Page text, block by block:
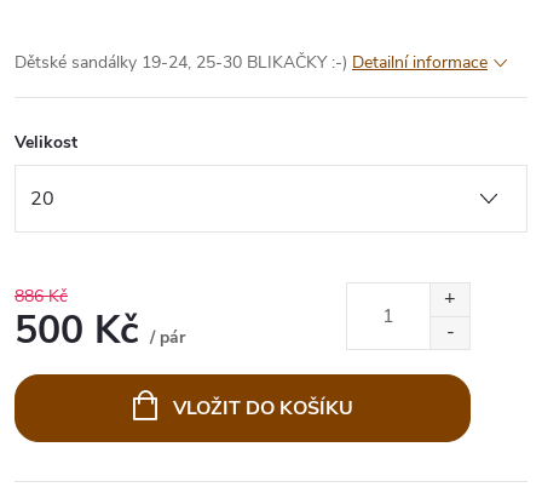
Dětské sandálky 19-24, 25-30 BLIKAČKY :-) Detailní informace
Velikost
886 Kč
500 Kč / pár
cena:
VLOŽIT DO KOŠÍKU